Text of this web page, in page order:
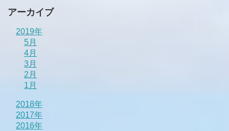
アーカイブ
2019年
5月
4月
3月
2月
1月
2018年
2017年
2016年